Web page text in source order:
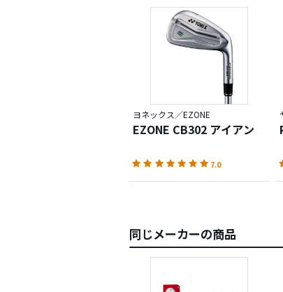
ヨネックス／EZONE
EZONE CB302 アイアン
7.0
同じメーカーの商品